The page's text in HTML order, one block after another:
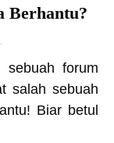
Berhantu?
forum
salah sebuah
Biar betul